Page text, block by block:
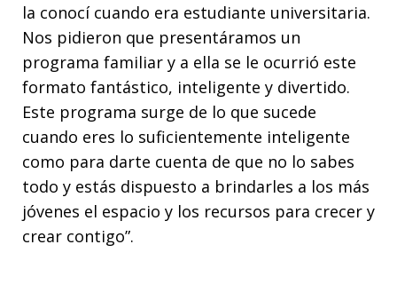
la conocí cuando era estudiante universitaria.
Nos pidieron que presentáramos un
programa familiar y a ella se le ocurrió este
formato fantástico, inteligente y divertido.
Este programa surge de lo que sucede
cuando eres lo suficientemente inteligente
como para darte cuenta de que no lo sabes
todo y estás dispuesto a brindarles a los más
jóvenes el espacio y los recursos para crecer y
crear contigo”.